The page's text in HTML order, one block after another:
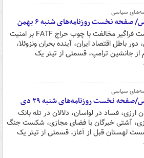
سیاسی
صفحه نخست روزنامه‌های شنبه ۶ بهمن
نهضت فراگیر مخالفت با چوب حراج FATF بر امنیت
دور باطل اقتصاد ایران، آینده بحران ونزوئلا،
از جانشین ترامپ، قسمتی از تیتر یک
سیاسی
نخست روزنامه‌های شنبه ۲۹ دی
ارزی، فساد در لواسان، دلالان در تله بانک
آشتی خبرگان با فضای مجازی، شکست جنگ
لهستان قبل از آغاز، قسمتی از تیتر یک